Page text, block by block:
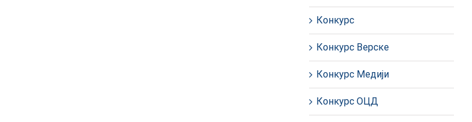
Конкурс
Конкурс Верске
Конкурс Медији
Конкурс ОЦД